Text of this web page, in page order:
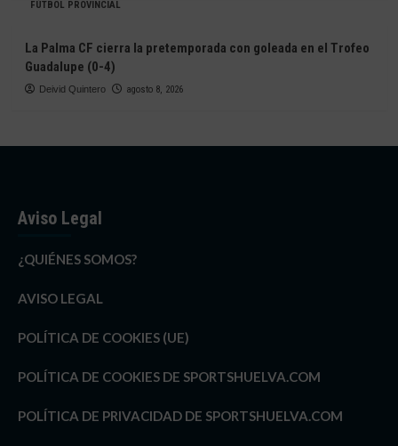
FÚTBOL PROVINCIAL
La Palma CF cierra la pretemporada con goleada en el Trofeo
Guadalupe (0-4)
Deivid Quintero agosto 8, 2026
Aviso Legal
¿QUIÉNES SOMOS?
AVISO LEGAL
POLÍTICA DE COOKIES (UE)
POLÍTICA DE COOKIES DE SPORTSHUELVA.COM
POLÍTICA DE PRIVACIDAD DE SPORTSHUELVA.COM